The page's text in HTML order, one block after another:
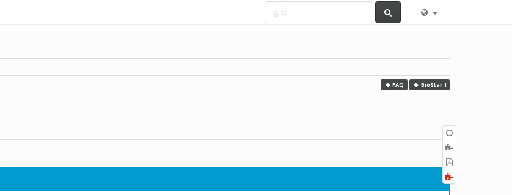
FAQ BioStar 1
내
all